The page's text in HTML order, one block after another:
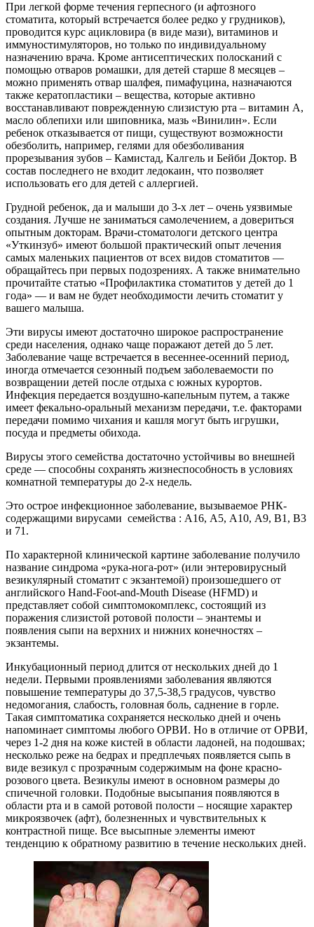
При легкой форме течения герпесного (и афтозного
стоматита, который встречается более редко у грудников),
проводится курс ацикловира (в виде мази), витаминов и
иммуностимуляторов, но только по индивидуальному
назначению врача. Кроме антисептических полосканий с
помощью отваров ромашки, для детей старше 8 месяцев –
можно применять отвар шалфея, пимафуцина, назначаются
также кератопластики – вещества, которые активно
восстанавливают поврежденную слизистую рта – витамин А,
масло облепихи или шиповника, мазь «Винилин». Если
ребенок отказывается от пищи, существуют возможности
обезболить, например, гелями для обезболивания
прорезывания зубов – Камистад, Калгель и Бейби Доктор. В
состав последнего не входит ледокаин, что позволяет
использовать его для детей с аллергией.
Грудной ребенок, да и малыши до 3-х лет – очень уязвимые
создания. Лучше не заниматься самолечением, а довериться
опытным докторам. Врачи-стоматологи детского центра
«Уткинзуб» имеют большой практический опыт лечения
самых маленьких пациентов от всех видов стоматитов —
обращайтесь при первых подозрениях. А также внимательно
прочитайте статью «Профилактика стоматитов у детей до 1
года» — и вам не будет необходимости лечить стоматит у
вашего малыша.
Эти вирусы имеют достаточно широкое распространение
среди населения, однако чаще поражают детей до 5 лет.
Заболевание чаще встречается в весеннее-осенний период,
иногда отмечается сезонный подъем заболеваемости по
возвращении детей после отдыха с южных курортов.
Инфекция передается воздушно-капельным путем, а также
имеет фекально-оральный механизм передачи, т.е. факторами
передачи помимо чихания и кашля могут быть игрушки,
посуда и предметы обихода.
Вирусы этого семейства достаточно устойчивы во внешней
среде — способны сохранять жизнеспособность в условиях
комнатной температуры до 2-х недель.
Это острое инфекционное заболевание, вызываемое РНК-
содержащими вирусами семейства : А16, А5, А10, А9, В1, В3
и 71.
По характерной клинической картине заболевание получило
название синдрома «рука-нога-рот» (или энтеровирусный
везикулярный стоматит с экзантемой) произошедшего от
английского Hand-Foot-and-Mouth Disease (HFMD) и
представляет собой симптомокомплекс, состоящий из
поражения слизистой ротовой полости – энантемы и
появления сыпи на верхних и нижних конечностях –
экзантемы.
Инкубационный период длится от нескольких дней до 1
недели. Первыми проявлениями заболевания являются
повышение температуры до 37,5-38,5 градусов, чувство
недомогания, слабость, головная боль, саднение в горле.
Такая симптоматика сохраняется несколько дней и очень
напоминает симптомы любого ОРВИ. Но в отличие от ОРВИ,
через 1-2 дня на коже кистей в области ладоней, на подошвах;
несколько реже на бедрах и предплечьях появляется сыпь в
виде везикул с прозрачным содержимым на фоне красно-
розового цвета. Везикулы имеют в основном размеры до
спичечной головки. Подобные высыпания появляются в
области рта и в самой ротовой полости – носящие характер
микроязвочек (афт), болезненных и чувствительных к
контрастной пище. Все высыпные элементы имеют
тенденцию к обратному развитию в течение нескольких дней.